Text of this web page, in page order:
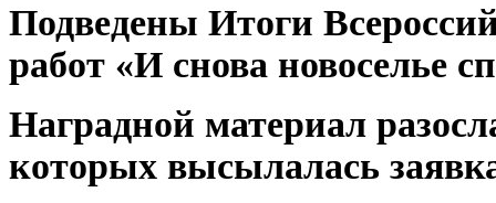
Подведены Итоги
работ «И снова новоселье
Наградной материал
которых высылалась